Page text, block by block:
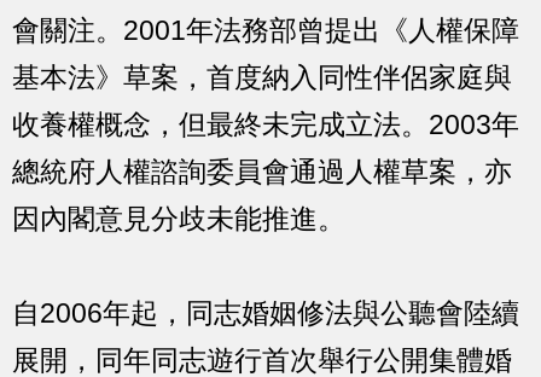
會關注。2001年法務部曾提出《人權保障
基本法》草案，首度納入同性伴侶家庭與
收養權概念，但最終未完成立法。2003年
總統府人權諮詢委員會通過人權草案，亦
因內閣意見分歧未能推進。
自2006年起，同志婚姻修法與公聽會陸續
展開，同年同志遊行首次舉行公開集體婚